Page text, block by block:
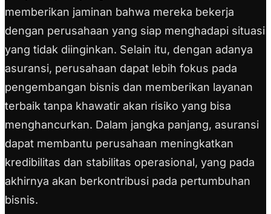
memberikan jaminan bahwa mereka bekerja
dengan perusahaan yang siap menghadapi situasi
yang tidak diinginkan. Selain itu, dengan adanya
asuransi, perusahaan dapat lebih fokus pada
pengembangan bisnis dan memberikan layanan
terbaik tanpa khawatir akan risiko yang bisa
menghancurkan. Dalam jangka panjang, asuransi
dapat membantu perusahaan meningkatkan
kredibilitas dan stabilitas operasional, yang pada
akhirnya akan berkontribusi pada pertumbuhan
bisnis.